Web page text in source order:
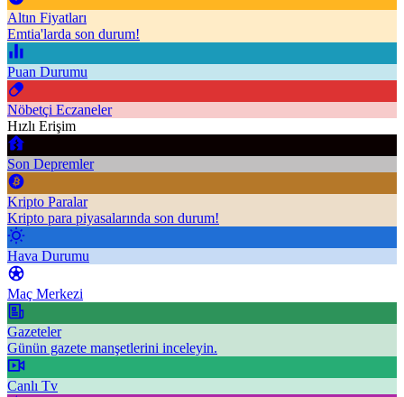
Altın Fiyatları
Emtia'larda son durum!
Puan Durumu
Nöbetçi Eczaneler
Hızlı Erişim
Son Depremler
Kripto Paralar
Kripto para piyasalarında son durum!
Hava Durumu
Maç Merkezi
Gazeteler
Günün gazete manşetlerini inceleyin.
Canlı Tv